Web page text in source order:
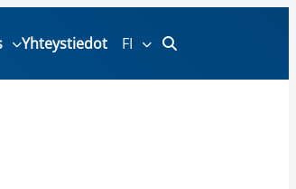
Yhteystiedot FI